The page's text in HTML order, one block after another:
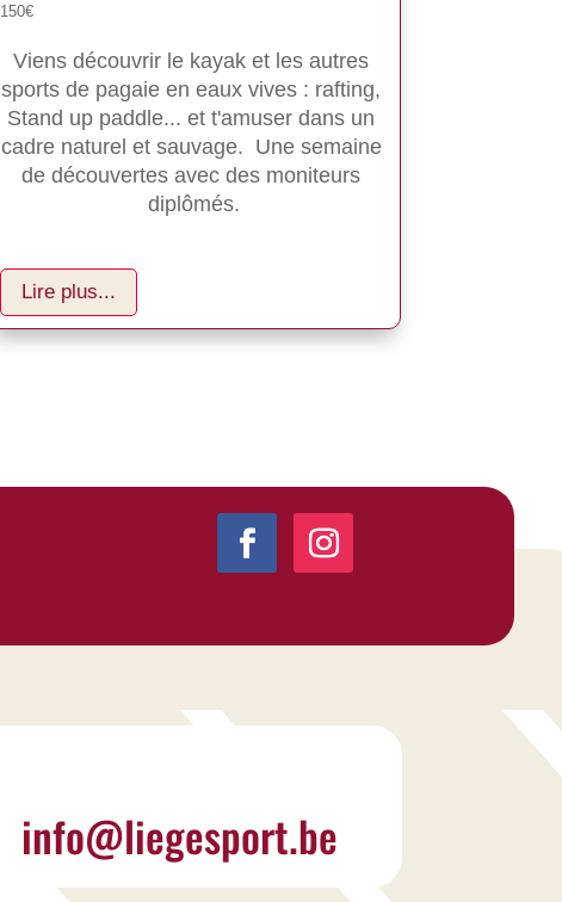
150€
Viens découvrir le kayak et les autres
sports de pagaie en eaux vives : rafting,
Stand up paddle... et t'amuser dans un
cadre naturel et sauvage.  Une semaine
de découvertes avec des moniteurs
diplômés.
Lire plus...
info@liegesport.be